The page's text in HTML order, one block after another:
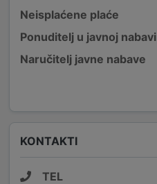
Neisplaćene plaće
Ponuditelj u javnoj nabavi
Naručitelj javne nabave
KONTAKTI
TEL